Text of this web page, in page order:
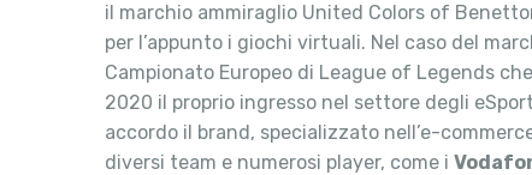
il marchio ammiraglio United Colors of
per l’appunto i giochi virtuali. Nel caso del
Campionato Europeo di League of Legends
2020 il proprio ingresso nel settore degli
accordo il brand, specializzato nell’e-
diversi team e numerosi player, come i